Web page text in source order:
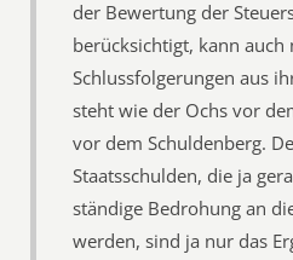
der Bewertung der
berücksichtigt, kann
Schlussfolgerungen aus
steht wie der Ochs vor
vor dem Schuldenberg.
Staatsschulden, die ja
ständige Bedrohung an
werden, sind ja nur das